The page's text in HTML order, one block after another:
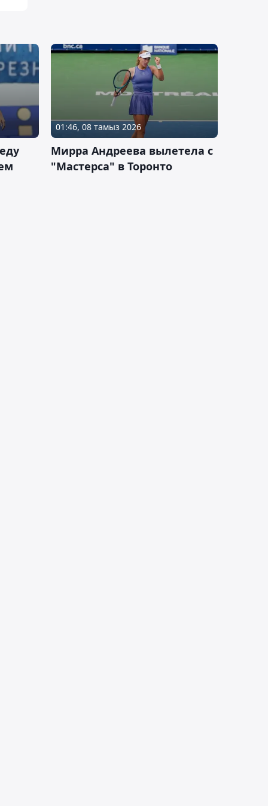
01:46, 08 тамыз 2026
Мирра Андреева вылетела с
"Мастерса" в Торонто